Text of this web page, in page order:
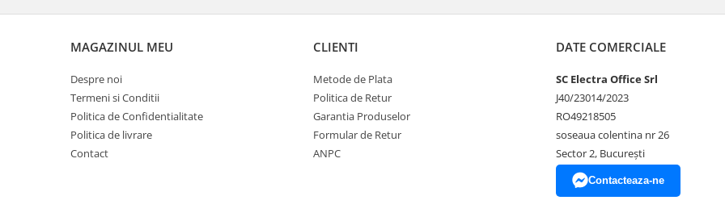
MAGAZINUL MEU
Despre noi
Termeni si Conditii
Politica de Confidentialitate
Politica de livrare
Contact
CLIENTI
Metode de Plata
Politica de Retur
Garantia Produselor
Formular de Retur
ANPC
DATE COMERCIALE
SC Electra Office Srl
J40/23014/2023
RO49218505
soseaua colentina nr 26
Sector 2, București
Contacteaza-ne